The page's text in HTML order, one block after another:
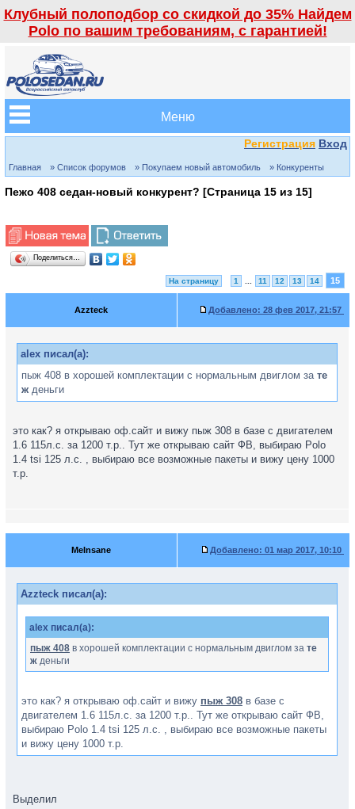
Клубный полоподбор со скидкой до 35% Найдем
Polo по вашим требованиям, с гарантией!
Меню
Регистрация Вход
Главная » Список форумов » Покупаем новый автомобиль » Конкуренты
Пежо 408 седан-новый конкурент? [Страница 15 из 15]
Поделиться…
На страницу 1 11 12 13 14 15
Azzteck Добавлено: 28 фев 2017, 21:57
alex писал(а):
пыж 408 в хорошей комплектации с нормальным двиглом за те
ж деньги
это как? я открываю оф.сайт и вижу пыж 308 в базе с двигателем
1.6 115л.с. за 1200 т.р.. Тут же открываю сайт ФВ, выбираю Polo
1.4 tsi 125 л.с. , выбираю все возможные пакеты и вижу цену 1000
т.р.
MeInsane Добавлено: 01 мар 2017, 10:10
Azzteck писал(а):
alex писал(а):
пыж 408 в хорошей комплектации с нормальным двиглом за те
ж деньги
это как? я открываю оф.сайт и вижу пыж 308 в базе с
двигателем 1.6 115л.с. за 1200 т.р.. Тут же открываю сайт ФВ,
выбираю Polo 1.4 tsi 125 л.с. , выбираю все возможные пакеты
и вижу цену 1000 т.р.
Выделил